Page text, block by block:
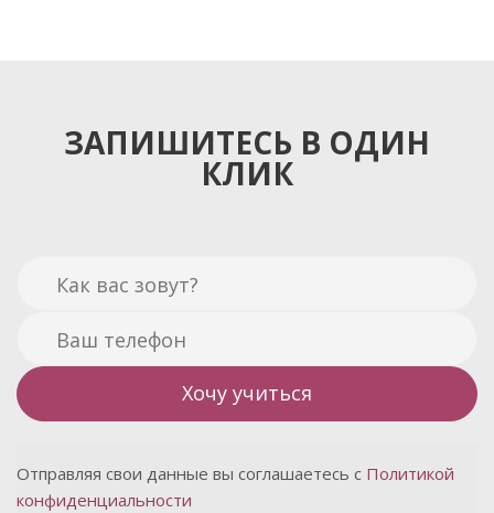
ЗАПИШИТЕСЬ В ОДИН
КЛИК
Отправляя свои данные вы соглашаетесь с Политикой
конфиденциальности